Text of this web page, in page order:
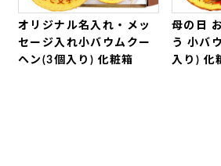
ご購入頂いた商品：オリジナル
入れ小バウムクーヘン(グリーン
個入り)
オリジナル名入れ・メッ
セージ入れ小バウムクー
ヘン(3個入り) 化粧箱
母の日
う 小バ
入り) 化